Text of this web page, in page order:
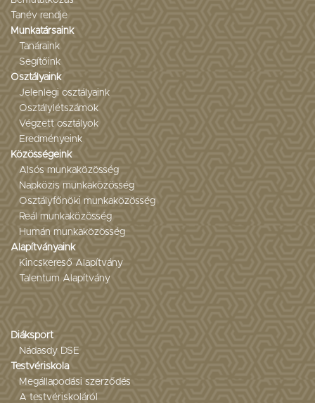
Tanév rendje
Munkatársaink
Tanáraink
Segítőink
Osztályaink
Jelenlegi osztályaink
Osztálylétszámok
Végzett osztályok
Eredményeink
Közösségeink
Alsós munkaközösség
Napközis munkaközösség
Osztályfőnöki munkaközösség
Reál munkaközösség
Humán munkaközösség
Alapítványaink
Kincskereső Alapítvány
Talentum Alapítvány
Diáksport
Nádasdy DSE
Testvériskola
Megállapodási szerződés
A testvériskoláról